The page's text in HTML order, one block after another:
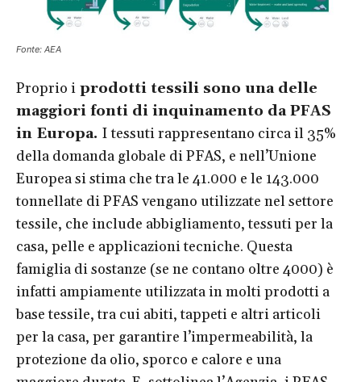
Fonte: AEA
Proprio i prodotti tessili sono una delle
maggiori fonti di inquinamento da PFAS
in Europa. I tessuti rappresentano circa il 35%
della domanda globale di PFAS, e nell’Unione
Europea si stima che tra le 41.000 e le 143.000
tonnellate di PFAS vengano utilizzate nel settore
tessile, che include abbigliamento, tessuti per la
casa, pelle e applicazioni tecniche. Questa
famiglia di sostanze (se ne contano oltre 4000) è
infatti ampiamente utilizzata in molti prodotti a
base tessile, tra cui abiti, tappeti e altri articoli
per la casa, per garantire l’impermeabilità, la
protezione da olio, sporco e calore e una